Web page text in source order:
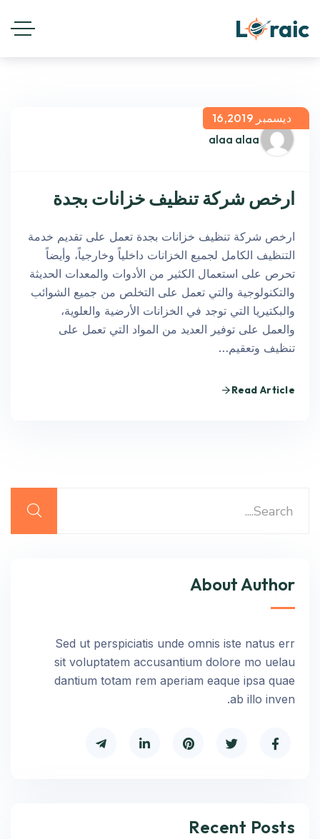
alaa alaa
ديسمبر 16,2019
ارخص شركة تنظيف خزانات بجدة
ارخص شركة تنظيف خزانات بجدة تعمل على تقديم خدمة
التنظيف الكامل لجميع الخزانات داخلياً وخارجياً، وأيضاً
تحرص على استعمال الكثير من الأدوات والمعدات الحديثة
والتكنولوجية والتي تعمل على التخلص من جميع الشوائب
والبكتيريا التي توجد في الخزانات الأرضية والعلوية،
والعمل على توفير العديد من المواد التي تعمل على
تنظيف وتعقيم…
Read Article
About Author
Sed ut perspiciatis unde omnis iste natus err
sit voluptatem accusantium dolore mo uelau
dantium totam rem aperiam eaque ipsa quae
ab illo inven.
Recent Posts